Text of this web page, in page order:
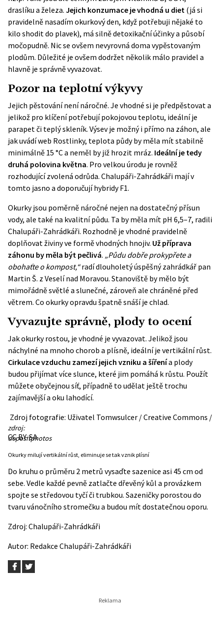
draslíku a železa. Jejich konzumace je vhodná u diet (já si
pravidelně nasadím okurkový den, když potřebuji nějaké to
kilo shodit do plavek), má silně detoxikační účinky a působí
močopudně. Nic se ovšem nevyrovná doma vypěstovaným
plodům. Důležité je ovšem dodržet několik málo pravidel a
hlavně je správně vyvazovat.
Pozor na teplotní výkyvy
Jejich pěstování není náročné. Je vhodné si je předpěstovat a
jelikož pro klíčení potřebují pokojovou teplotu, ideální je
parapet či teplý skleník. Výsev je možný i přímo na záhon, ale
jak uvádí web Rostlinky, teplota půdy by měla mít stabilně
minimálně 15 °C a neměl by již hrozit mráz. Ideální je tedy
druhá polovina května. Pro velkou úrodu je rovněž
rozhodující zvolená odrůda. Chalupáři-Zahrádkáři mají v
tomto jasno a doporučujíhybridy F1.
Okurky jsou poměrně náročné nejen na dostatečný přísun
vody, ale také na kvalitní půdu. Ta by měla mít pH 6,5–7, radili
Chalupáři-Zahrádkáři. Rozhodně je vhodné pravidelně
doplňovat živiny ve formě vhodných hnojiv. Už příprava
záhonu by měla být pečlivá. „Půdu dobře prokypřete a
obohaťte o kompost,“radí dlouholetý úspěšný zahrádkář pan
Martin Š. z Veselí nad Moravou. Stanoviště by mělo být
mimořádně světlé a slunečné, zároveň ale chráněné před
větrem. Co okurky opravdu špatně snáší je chlad.
Vyvazujte správně, plody to ocení
Jak okurky rostou, je vhodné je vyvazovat. Jelikož jsou
náchylné na mnoho chorob a plísně, ideální je vertikální růst.
Cirkulace vzduchu zamezí jejich vzniku a šířenía plody
budou přijímat více slunce, které jim pomáhá k růstu. Použít
můžete obyčejnou síť, případně to udělat ještě trochu
zajímavější a oku lahodící.
zdroj:
depositphotos
Zdroj fotografie: Uživatel Tomwsulcer / Creative Commons /
CC BY-SA
Okurky milují vertikální růst, eliminuje se tak vznik plísní
Do kruhu o průměru 2 metrů vysaďte sazenice asi 45 cm od
sebe. Vedle každé pevně zatlačte dřevěný kůl a provázkem
spojte se středovou tyčí či trubkou. Sazeničky porostou do
tvaru vánočního stromečku a budou mít dostatečnou oporu.
Zdroj: Chalupáři-Zahrádkáři
Autor: Redakce Chalupáři-Zahrádkáři